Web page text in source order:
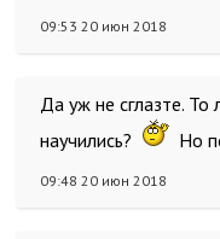
09:53 20 июн 2018
Да уж не сглазте. То
научились?
Но
09:48 20 июн 2018